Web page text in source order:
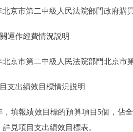
市第二中級人民法院部門政府購
作經費情況説明
市第二中級人民法院部門北京市第
出績效目標情況説明
報績效目標的預算項目5個，佔全
詳見項目支出績效目標表。